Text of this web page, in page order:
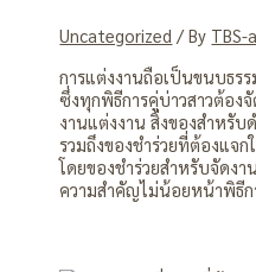
Uncategorized / By TBS-
การแต่งงานถือเป็นขนบธ
ซึ่งทุกพิธีการคู่บ่าวสาวต้อง
งานแต่งงาน สิ่งของสำหรับ
รวมถึงของชำร่วยที่ต้องแจ
โดยของชำร่วยสำหรับจัดง
ความสำคัญไม่น้อยหน้าพิธีก